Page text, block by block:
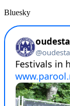
Bluesky